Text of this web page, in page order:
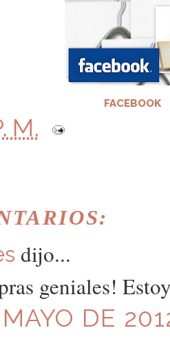
FACEBOOK
M.
dijo...
geniales!
DE